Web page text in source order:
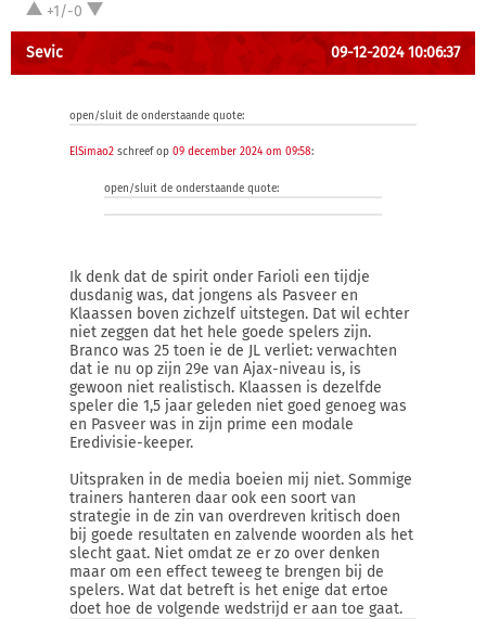
+1/-0
Sevic 09-12-2024 10:06:37
open/sluit de onderstaande quote:
ElSimao2 schreef op 09 december 2024 om 09:58:
open/sluit de onderstaande quote:
Ik denk dat de spirit onder Farioli een tijdje
dusdanig was, dat jongens als Pasveer en
Klaassen boven zichzelf uitstegen. Dat wil echter
niet zeggen dat het hele goede spelers zijn.
Branco was 25 toen ie de JL verliet: verwachten
dat ie nu op zijn 29e van Ajax-niveau is, is
gewoon niet realistisch. Klaassen is dezelfde
speler die 1,5 jaar geleden niet goed genoeg was
en Pasveer was in zijn prime een modale
Eredivisie-keeper.
Uitspraken in de media boeien mij niet. Sommige
trainers hanteren daar ook een soort van
strategie in de zin van overdreven kritisch doen
bij goede resultaten en zalvende woorden als het
slecht gaat. Niet omdat ze er zo over denken
maar om een effect teweeg te brengen bij de
spelers. Wat dat betreft is het enige dat ertoe
doet hoe de volgende wedstrijd er aan toe gaat.